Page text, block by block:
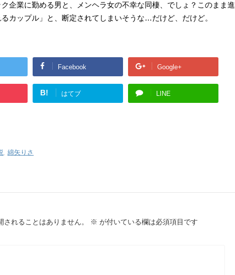
企業に勤める男と、メンヘラ女の不幸な同棲、でしょ？このまま進
カップル」と、断定されてしまいそうな…だけど、だけど。
Facebook Google+
B! はてブ LINE
, 綿矢りさ
されることはありません。 ※ が付いている欄は必須項目です